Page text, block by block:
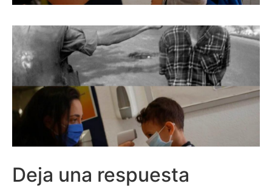
Deja una respuesta